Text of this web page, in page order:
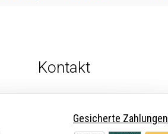
Kontakt
Gesicherte Zahlungen